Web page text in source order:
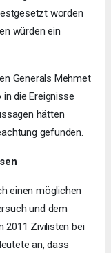
worden
würden ein
Generals Mehmet
die Ereignisse
hätten
gefunden.
einen möglichen
und dem
2011 Zivilisten bei
an, dass